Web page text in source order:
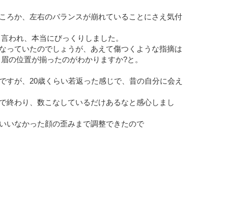
ろか、左右のバランスが崩れていることにさえ気付
われ、本当にびっくりしました。
っていたのでしょうが、あえて傷つくような指摘は
の位置が揃ったのがわかりますか?と。
が、20歳くらい若返った感じで、昔の自分に会え
終わり、数こなしているだけあるなと感心しまし
いなかった顔の歪みまで調整できたので